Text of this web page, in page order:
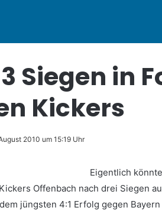
Siegen in
Kickers
2010 um 15:19 Uhr
Eigentlich
Offenbach nach drei Siegen
jüngsten 4:1 Erfolg gegen